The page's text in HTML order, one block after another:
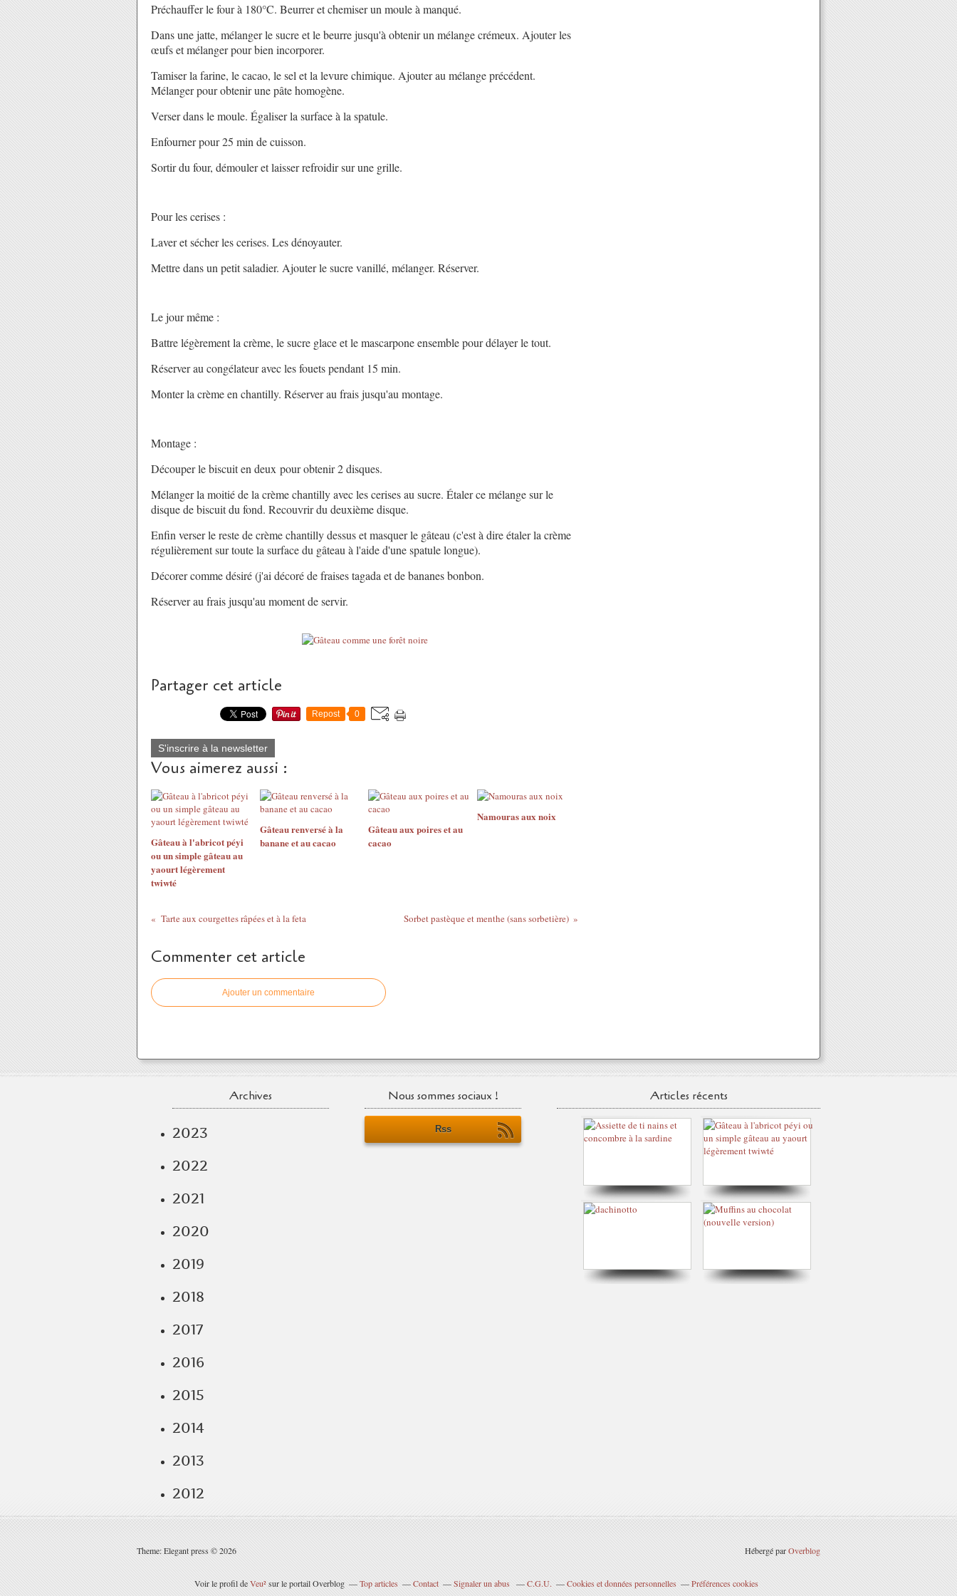
Préchauffer le four à 180°C. Beurrer et chemiser un moule à manqué.
Dans une jatte, mélanger le sucre et le beurre jusqu'à obtenir un mélange crémeux. Ajouter les
œufs et mélanger pour bien incorporer.
Tamiser la farine, le cacao, le sel et la levure chimique. Ajouter au mélange précédent.
Mélanger pour obtenir une pâte homogène.
Verser dans le moule. Égaliser la surface à la spatule.
Enfourner pour 25 min de cuisson.
Sortir du four, démouler et laisser refroidir sur une grille.
Pour les cerises :
Laver et sécher les cerises. Les dénoyauter.
Mettre dans un petit saladier. Ajouter le sucre vanillé, mélanger. Réserver.
Le jour même :
Battre légèrement la crème, le sucre glace et le mascarpone ensemble pour délayer le tout.
Réserver au congélateur avec les fouets pendant 15 min.
Monter la crème en chantilly. Réserver au frais jusqu'au montage.
Montage :
Découper le biscuit en deux pour obtenir 2 disques.
Mélanger la moitié de la crème chantilly avec les cerises au sucre. Étaler ce mélange sur le
disque de biscuit du fond. Recouvrir du deuxième disque.
Enfin verser le reste de crème chantilly dessus et masquer le gâteau (c'est à dire étaler la crème
régulièrement sur toute la surface du gâteau à l'aide d'une spatule longue).
Décorer comme désiré (j'ai décoré de fraises tagada et de bananes bonbon.
Réserver au frais jusqu'au moment de servir.
Partager cet article
Repost 0
S'inscrire à la newsletter
Vous aimerez aussi :
Gâteau à l'abricot péyi
ou un simple gâteau au
yaourt légèrement
twiwté
Gâteau renversé à la
banane et au cacao
Gâteau aux poires et au
cacao
Namouras aux noix
Tarte aux courgettes râpées et à la feta Sorbet pastèque et menthe (sans sorbetière)
Commenter cet article
Ajouter un commentaire
Archives
2023
2022
2021
2020
2019
2018
2017
2016
2015
2014
2013
2012
Nous sommes sociaux !
Rss
Articles récents
Theme: Elegant press © 2026 Hébergé parOverblog
Voir le profil deVeu²sur le portail Overblog Top articles Contact Signaler un abus C.G.U. Cookies et données personnelles Préférences cookies